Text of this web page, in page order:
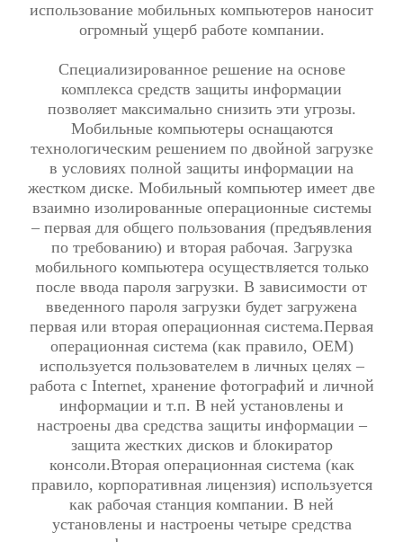
использование мобильных компьютеров наносит
огромный ущерб работе компании.
Специализированное решение на основе
комплекса средств защиты информации
позволяет максимально снизить эти угрозы.
Мобильные компьютеры оснащаются
технологическим решением по двойной загрузке
в условиях полной защиты информации на
жестком диске. Мобильный компьютер имеет две
взаимно изолированные операционные системы
– первая для общего пользования (предъявления
по требованию) и вторая рабочая. Загрузка
мобильного компьютера осуществляется только
после ввода пароля загрузки. В зависимости от
введенного пароля загрузки будет загружена
первая или вторая операционная система.Первая
операционная система (как правило, OEM)
используется пользователем в личных целях –
работа с Internet, хранение фотографий и личной
информации и т.п. В ней установлены и
настроены два средства защиты информации –
защита жестких дисков и блокиратор
консоли.Вторая операционная система (как
правило, корпоративная лицензия) используется
как рабочая станция компании. В ней
установлены и настроены четыре средства